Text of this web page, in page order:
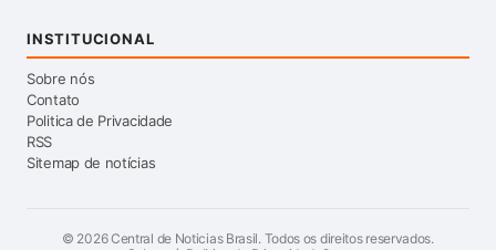
INSTITUCIONAL
Sobre nós
Contato
Politica de Privacidade
RSS
Sitemap de notícias
© 2026Central de Noticias Brasil. Todos os direitos reservados.